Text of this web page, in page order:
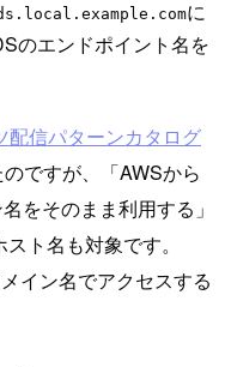
に
のエンドポイント名を
配信パターンカタログ
ですが、「AWSから
をそのまま利用する」
ト名も対象です。
イン名でアクセスする